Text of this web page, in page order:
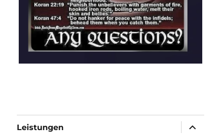
Leistungen
öffnen